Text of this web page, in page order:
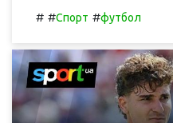
# #Спорт #футбол